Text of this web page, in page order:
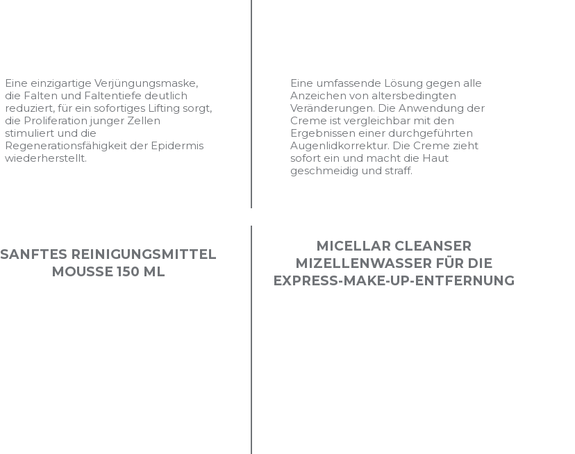
Eine einzigartige Verjüngungsmaske,
die Falten und Faltentiefe deutlich
reduziert, für ein sofortiges Lifting sorgt,
die Proliferation junger Zellen
stimuliert und die
Regenerationsfähigkeit der Epidermis
wiederherstellt.
Eine umfassende Lösung gegen alle
Anzeichen von altersbedingten
Veränderungen. Die Anwendung der
Creme ist vergleichbar mit den
Ergebnissen einer durchgeführten
Augenlidkorrektur. Die Creme zieht
sofort ein und macht die Haut
geschmeidig und straff.
SANFTES REINIGUNGSMITTEL
MOUSSE 150 ML
MICELLAR CLEANSER
MIZELLENWASSER FÜR DIE
EXPRESS-MAKE-UP-ENTFERNUNG